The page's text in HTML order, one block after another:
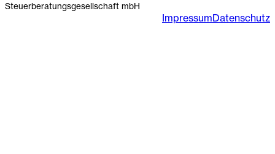
Steuerberatungsgesellschaft mbH
ImpressumDatenschutz